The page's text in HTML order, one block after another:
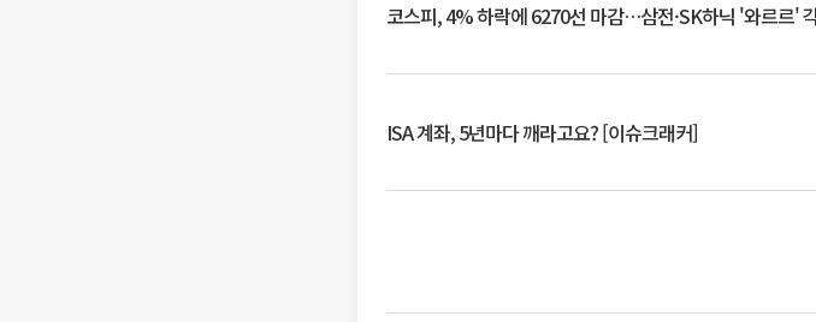
코스피, 4% 하락에 6270선 마감…삼전·SK하닉 '와르르'
ISA 계좌, 5년마다 깨라고요? [이슈크래커]